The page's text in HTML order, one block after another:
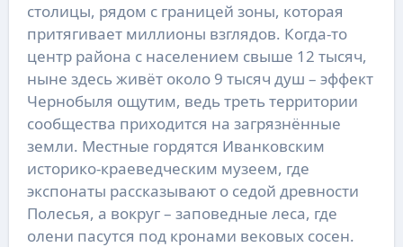
столицы, рядом с границей зоны, которая
притягивает миллионы взглядов. Когда-то
центр района с населением свыше 12 тысяч,
ныне здесь живёт около 9 тысяч душ – эффект
Чернобыля ощутим, ведь треть территории
сообщества приходится на загрязнённые
земли. Местные гордятся Иванковским
историко-краеведческим музеем, где
экспонаты рассказывают о седой древности
Полесья, а вокруг – заповедные леса, где
олени пасутся под кронами вековых сосен.